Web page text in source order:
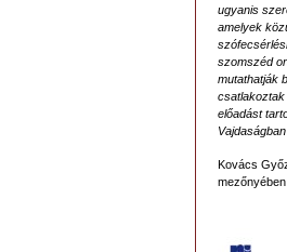
ugyanis
amelyek
szomszéd
mutathatják
csatlakoztak
előadást
Kovács